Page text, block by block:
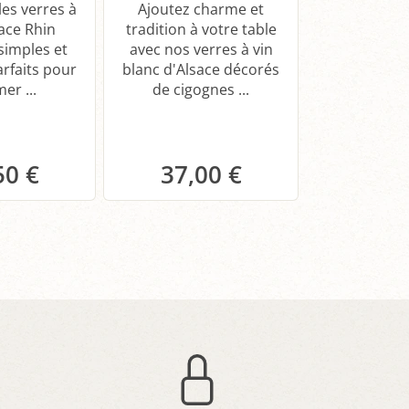
verres à
Rhin
et
pour
...
€
Ajoutez charme et
tradition à votre table
avec nos verres à vin
blanc d'Alsace décorés
de cigognes ...
37,00 €